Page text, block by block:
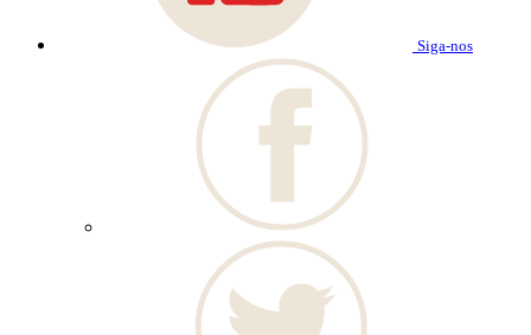
Siga-nos